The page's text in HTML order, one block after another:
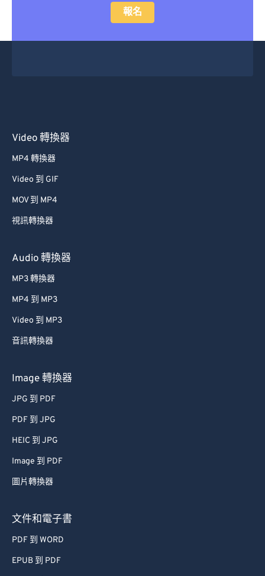
報名
Video 轉換器
MP4 轉換器
Video 到 GIF
MOV 到 MP4
視訊轉換器
Audio 轉換器
MP3 轉換器
MP4 到 MP3
Video 到 MP3
音訊轉換器
Image 轉換器
JPG 到 PDF
PDF 到 JPG
HEIC 到 JPG
Image 到 PDF
圖片轉換器
文件和電子書
PDF 到 WORD
EPUB 到 PDF